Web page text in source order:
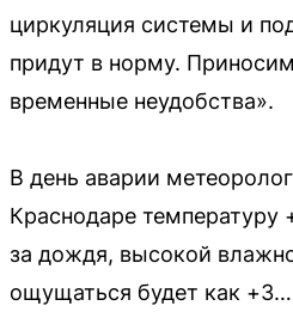
циркуляция системы и
придут в норму.
временные неудобства».
В день аварии
Краснодаре температуру
за дождя, высокой
ощущаться будет как